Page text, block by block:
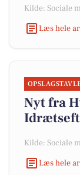
Kilde: Sociale
Læs hele
Nyt fra
Kilde: Sociale
Læs hele